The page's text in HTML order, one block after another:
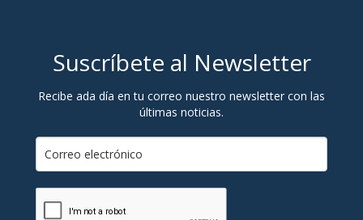
Suscríbete al Newsletter
Recibe ada día en tu correo nuestro newsletter con las
últimas noticias.